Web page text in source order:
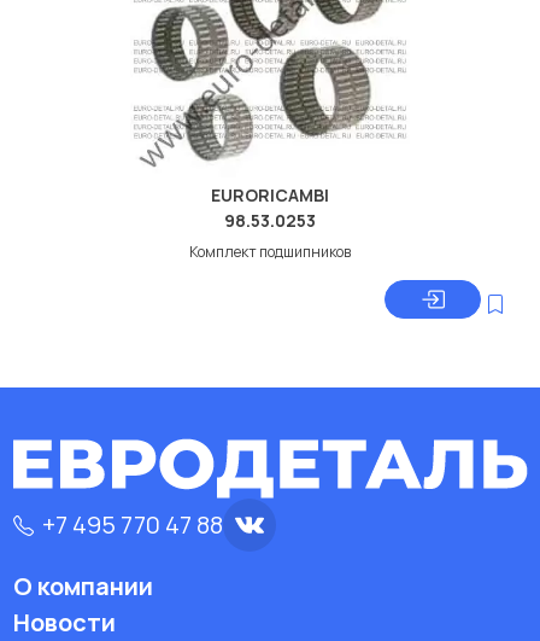
EURORICAMBI
98.53.0253
Комплект подшипников
+7 495 770 47 88
О компании
Новости